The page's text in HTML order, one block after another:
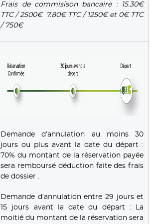
Frais de commisison bancaire : 15.30€
TTC / 2500€ 7.80€ TTC / 1250€ et 0€ TTC
/ 750€
Demande d’annulation au moins 30
jours ou plus avant la date du départ :
70% du montant de la réservation payée
sera remboursé déduction faite des frais
de dossier .
Demande d’annulation entre 29 jours et
15 jours avant la date du départ : La
moitié du montant de la réservation sera